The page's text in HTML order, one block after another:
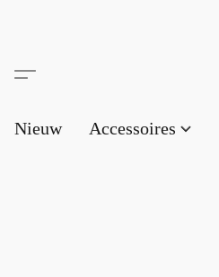
Nieuw Accessoires